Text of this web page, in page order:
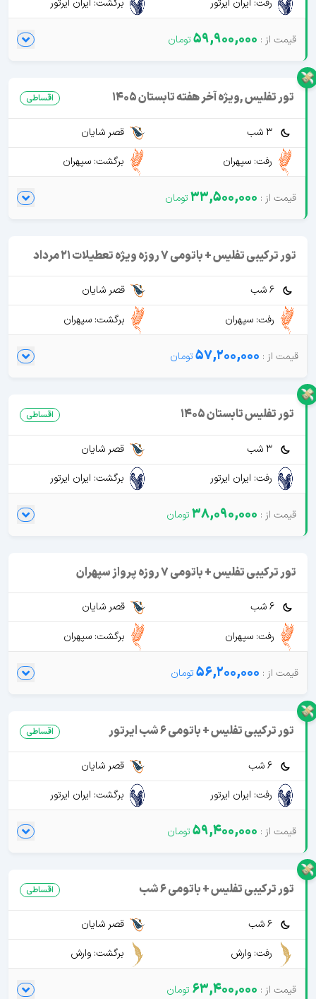
رفت: ایران ایرتور
برگشت: ایران ایرتور
59,900,000
تور تفلیس ,ویژه آخر هفته تابستان 1405 اقساطی
3 شب
قصر شایان
رفت: سپهران
برگشت: سپهران
33,500,000
تور ترکیبی تفلیس + باتومی 7 روزه ویژه تعطیلات 21 مرداد
6 شب
قصر شایان
رفت: سپهران
برگشت: سپهران
57,200,000
تور تفلیس تابستان 1405 اقساطی
3 شب
قصر شایان
رفت: ایران ایرتور
برگشت: ایران ایرتور
38,090,000
تور ترکیبی تفلیس + باتومی 7 روزه پرواز سپهران
6 شب
قصر شایان
رفت: سپهران
برگشت: سپهران
56,200,000
تور ترکیبی تفلیس + باتومی 6 شب ایرتور اقساطی
6 شب
قصر شایان
رفت: ایران ایرتور
برگشت: ایران ایرتور
59,400,000
تور ترکیبی تفلیس + باتومی 6 شب اقساطی
6 شب
قصر شایان
رفت: وارش
برگشت: وارش
63,400,000